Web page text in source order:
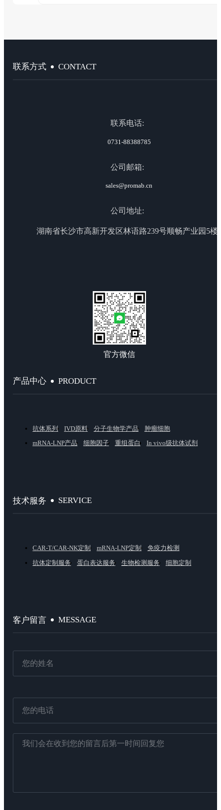
联系方式 CONTACT
联系电话:
0731-88388785
公司邮箱:
sales@promab.cn
公司地址:
湖南省长沙市高新开发区林语路239号顺畅产业园5楼
官方微信
产品中心 PRODUCT
抗体系列 IVD原料 分子生物学产品
肿瘤细胞
mRNA-LNP产品
细胞因子 重组蛋白 In vivo级抗体试剂
技术服务 SERVICE
CAR-T/CAR-NK定制 mRNA-LNP定制
免疫力检测
抗体定制服务
蛋白表达服务 生物检测服务 细胞定制
客户留言 MESSAGE